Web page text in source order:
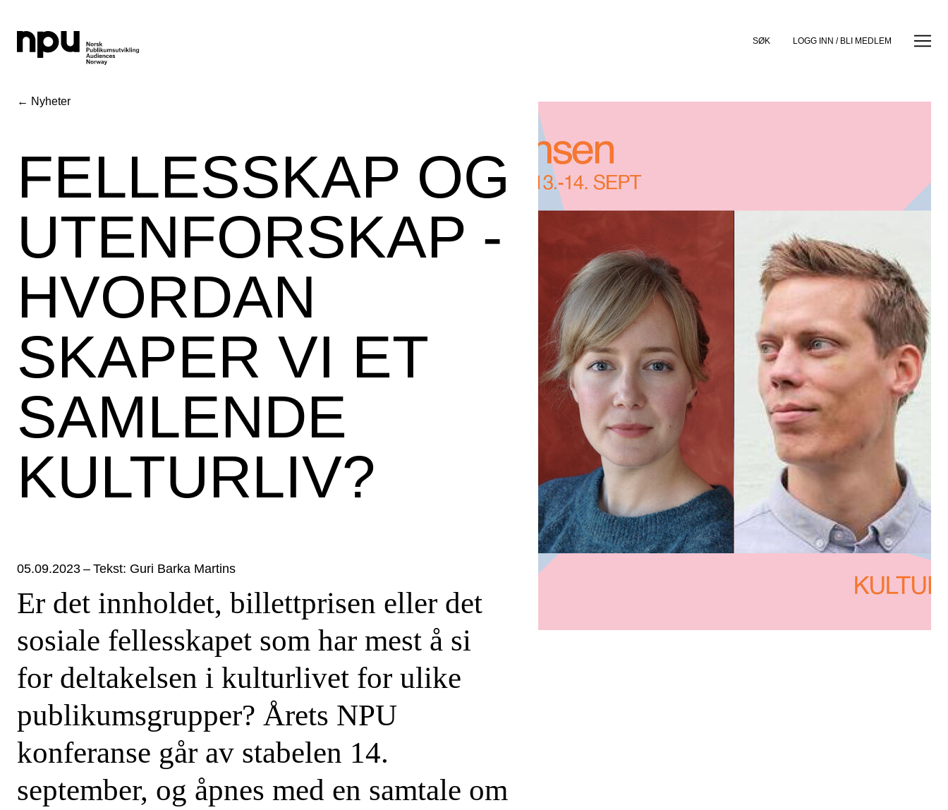
SØK LOGG INN / BLI MEDLEM
← Nyheter
FELLESSKAP OG
UTENFORSKAP -
HVORDAN
SKAPER VI ET
SAMLENDE
KULTURLIV?
05.09.2023 – Tekst: Guri Barka Martins
Er det innholdet, billettprisen eller det
sosiale fellesskapet som har mest å si
for deltakelsen i kulturlivet for ulike
publikumsgrupper? Årets NPU
konferanse går av stabelen 14.
september, og åpnes med en samtale om